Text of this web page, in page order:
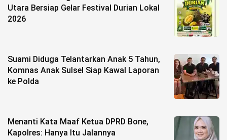
Utara Bersiap Gelar Festival Durian Lokal
2026
Suami Diduga Telantarkan Anak 5 Tahun,
Komnas Anak Sulsel Siap Kawal Laporan
ke Polda
Menanti Kata Maaf Ketua DPRD Bone,
Kapolres: Hanya Itu Jalannya